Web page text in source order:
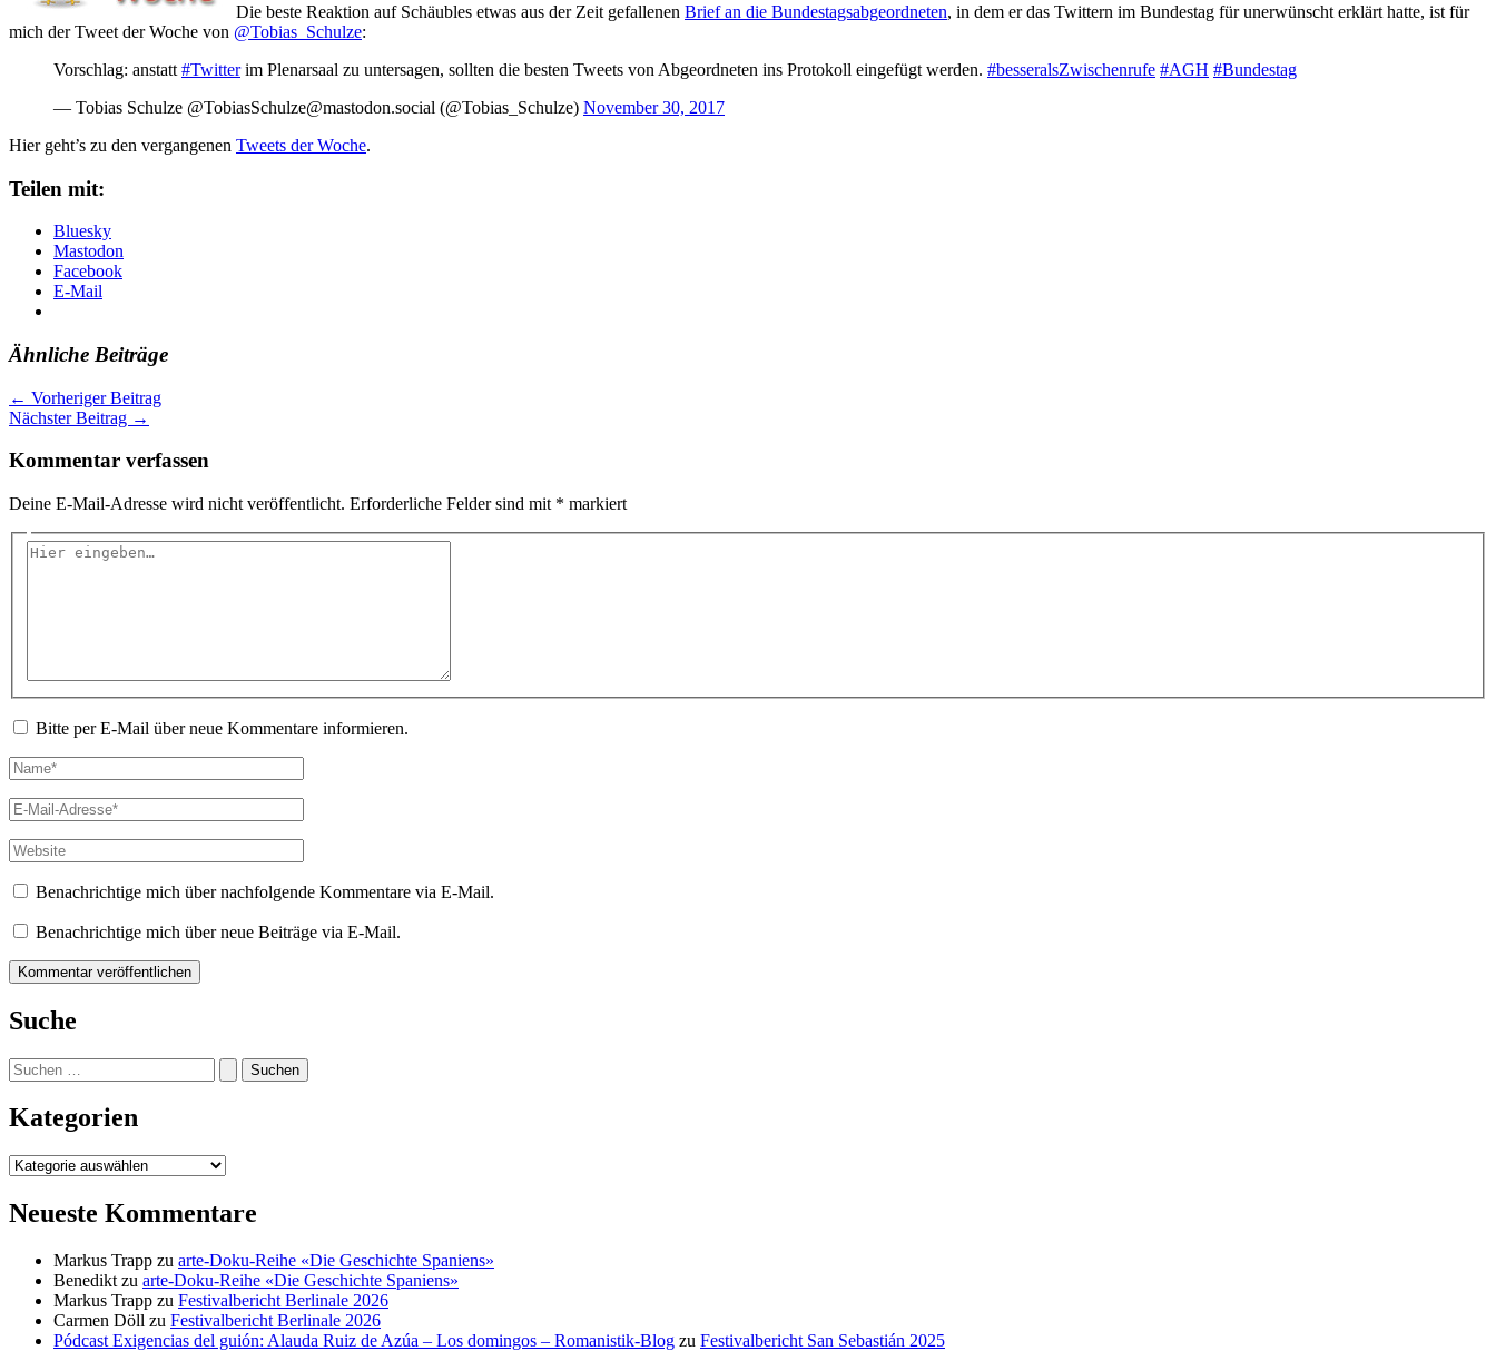
Die beste Reaktion auf Schäubles etwas aus der Zeit gefallenen Brief an die Bundestagsabgeordneten, in dem er das Twittern im Bundestag für unerwünscht erklärt hatte, ist für
mich der Tweet der Woche von @Tobias_Schulze:
Vorschlag: anstatt #Twitterim Plenarsaal zu untersagen, sollten die besten Tweets von Abgeordneten ins Protokoll eingefügt werden. #besseralsZwischenrufe #AGH #Bundestag
— Tobias Schulze @TobiasSchulze@mastodon.social (@Tobias_Schulze) November 30, 2017
Hier geht’s zu den vergangenen Tweets der Woche.
Teilen mit:
Bluesky
Mastodon
Facebook
E-Mail
Ähnliche Beiträge
← Vorheriger Beitrag
Nächster Beitrag →
Kommentar verfassen
Deine E-Mail-Adresse wird nicht veröffentlicht. Erforderliche Felder sind mit * markiert
Hier
Bitte per E-Mail über neue Kommentare informieren.
Name*
E-
Mail-
Adresse*
Website
Benachrichtige mich über nachfolgende Kommentare via E-Mail.
Benachrichtige mich über neue Beiträge via E-Mail.
Suche
Suchen
nach:
Kategorien
Kategorien
Neueste Kommentare
Markus Trapp zu arte-Doku-Reihe «Die Geschichte Spaniens»
Benedikt zu arte-Doku-Reihe «Die Geschichte Spaniens»
Markus Trapp zu Festivalbericht Berlinale 2026
Carmen Döll zu Festivalbericht Berlinale 2026
Pódcast Exigencias del guión: Alauda Ruiz de Azúa – Los domingos – Romanistik-Blog zu Festivalbericht San Sebastián 2025